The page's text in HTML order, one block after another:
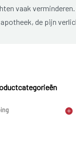
vaak
de pijn
omdat het